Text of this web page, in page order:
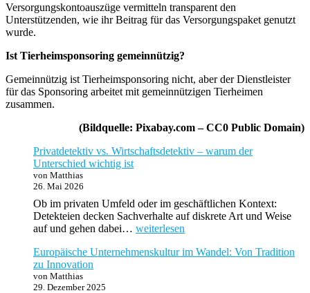
Versorgungskontoauszüge vermitteln transparent den
Unterstützenden, wie ihr Beitrag für das Versorgungspaket genutzt
wurde.
Ist Tierheimsponsoring gemeinnützig?
Gemeinnützig ist Tierheimsponsoring nicht, aber der Dienstleister
für das Sponsoring arbeitet mit gemeinnützigen Tierheimen
zusammen.
(Bildquelle: Pixabay.com – CC0 Public Domain)
Privatdetektiv vs. Wirtschaftsdetektiv – warum der
Unterschied wichtig ist
von Matthias
26. Mai 2026
Ob im privaten Umfeld oder im geschäftlichen Kontext:
Detekteien decken Sachverhalte auf diskrete Art und Weise
auf und gehen dabei… Privatdetektiv
Wirtschaftsdetektiv
weiterlesen
Europäische Unternehmenskultur im Wandel: Von Tradition
zu Innovation
von Matthias
29. Dezember 2025